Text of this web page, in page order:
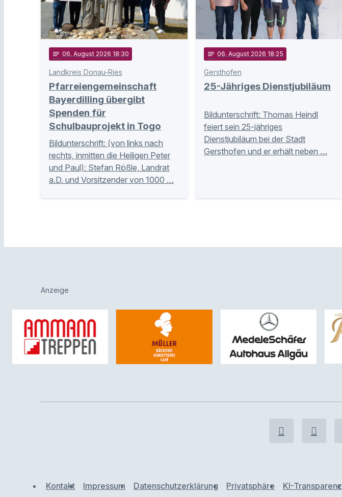
notes 06. August 2026 18:30
Landkreis Donau-Ries
Pfarreiengemeinschaft
Bayerdilling übergibt
Spenden für
Schulbauprojekt in Togo
Bildunterschrift: (von links nach
rechts, inmitten die Heiligen Peter
und Paul): Stefan Rößle, Landrat
a.D. und Vorsitzender von 1000 …
notes 06. August 2026 18:25
Gersthofen
25-Jähriges Dienstjubiläum
Bildunterschrift: Thomas Heindl
feiert sein 25-jähriges
Dienstjubiläum bei der Stadt
Gersthofen und er erhält neben …
Anzeige
Kontakt Impressum Datenschutzerklärung Privatsphäre KI-Transparenz